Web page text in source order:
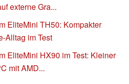
externe Gra...
EliteMini TH50: Kompakter
Alltag im Test
EliteMini HX90 im Test: Kleiner
mit AMD...